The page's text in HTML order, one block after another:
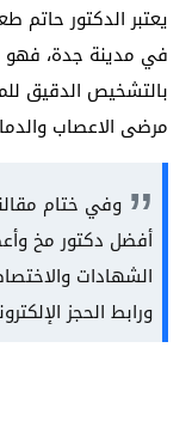
يعتبر الدكتور حاتم
في مدينة جدة، فهو
بالتشخيص الدقيق
مرضى الاعصاب
وفي ختام
أفضل دكتور مخ
الشهادات
ورابط الحجز